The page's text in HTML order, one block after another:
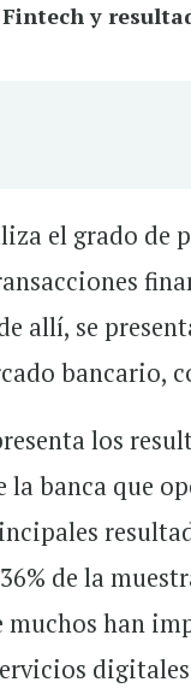
y
el grado
allí, se
bancario,
los
banca que
de la
muchos han